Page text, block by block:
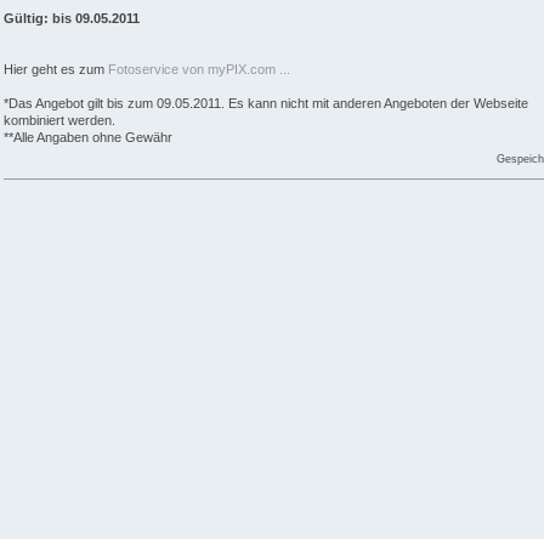
Gültig: bis 09.05.2011
Hier geht es zum Fotoservice von myPIX.com ...
*Das Angebot gilt bis zum 09.05.2011. Es kann nicht mit anderen Angeboten der Webseite
kombiniert werden.
**Alle Angaben ohne Gewähr